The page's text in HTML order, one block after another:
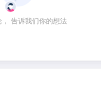
告诉我们你的想法